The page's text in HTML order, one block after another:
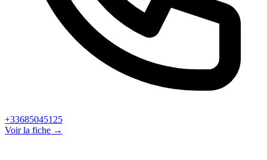
+33685045125
Voir la fiche →